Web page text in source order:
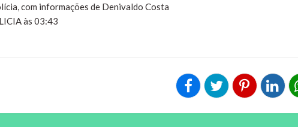
com informações de Denivaldo Costa
às 03:43